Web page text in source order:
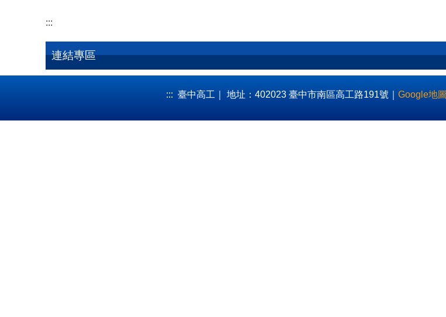
:::
連結專區
::: 臺中高工｜ 地址：402023 臺中市南區高工路191號｜ Google地圖